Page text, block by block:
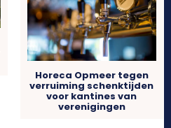
Horeca Opmeer tegen
verruiming schenktijden
voor kantines van
verenigingen